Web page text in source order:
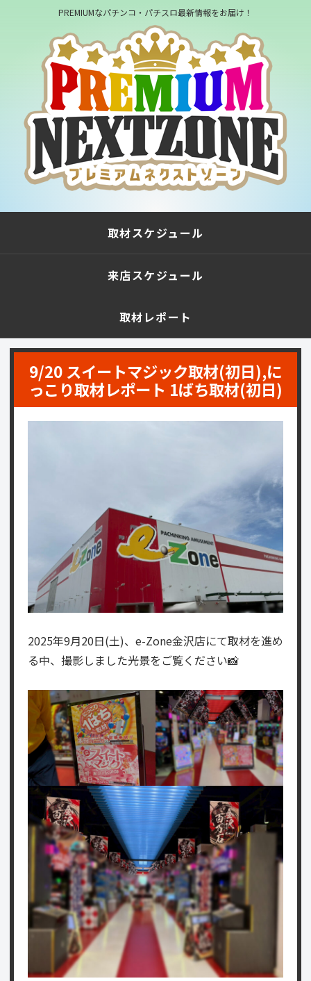
PREMIUMなパチンコ・パチスロ最新情報をお届け！
取材スケジュール
来店スケジュール
取材レポート
9/20 スイートマジック取材(初日),に
っこり取材レポート 1ばち取材(初日)
2025年9月20日(土)、e-Zone金沢店にて取材を進め
る中、撮影しました光景をご覧ください📸